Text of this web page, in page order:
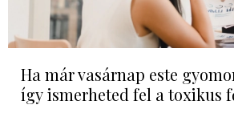
Ha már vasárnap este
így ismerheted fel a toxikus